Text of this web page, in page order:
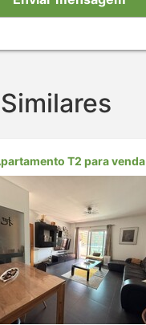
T2 para venda